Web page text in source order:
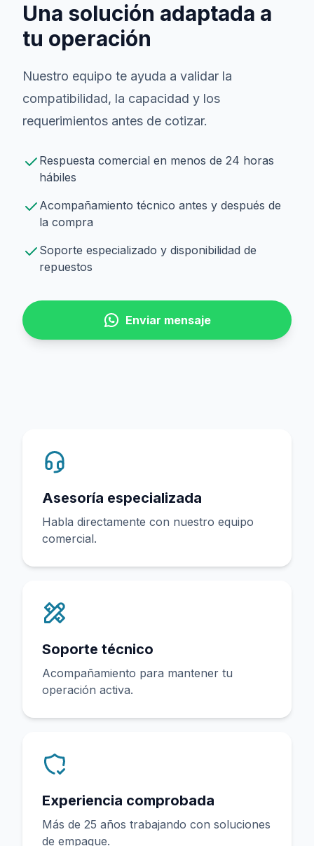
Una solución adaptada a
tu operación
Nuestro equipo te ayuda a validar la
compatibilidad, la capacidad y los
requerimientos antes de cotizar.
Respuesta comercial en menos de 24 horas
hábiles
Acompañamiento técnico antes y después de
la compra
Soporte especializado y disponibilidad de
repuestos
Enviar mensaje
Asesoría especializada
Habla directamente con nuestro equipo
comercial.
Soporte técnico
Acompañamiento para mantener tu
operación activa.
Experiencia comprobada
Más de 25 años trabajando con soluciones
de empaque.